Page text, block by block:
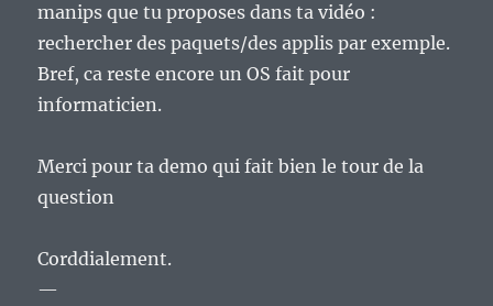
manips que tu proposes dans ta vidéo :
rechercher des paquets/des applis par exemple.
Bref, ca reste encore un OS fait pour
informaticien.
Merci pour ta demo qui fait bien le tour de la
question
Corddialement.
—